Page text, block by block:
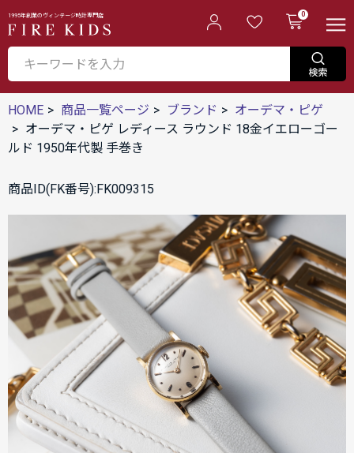
1995年創業のヴィンテージ時計専門店 0
HOME 商品一覧ページ ブランド
オーデマ・ピゲ
オーデマ・ピゲ レディース ラウンド 18金イエローゴー
ルド 1950年代製 手巻き
商品ID(FK番号):FK009315